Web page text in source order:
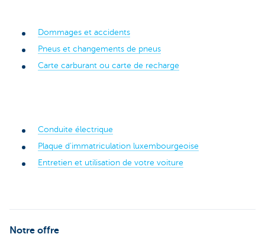
Dommages et accidents
Pneus et changements de pneus
Carte carburant ou carte de recharge
Conduite électrique
Plaque d'immatriculation luxembourgeoise
Entretien et utilisation de votre voiture
Notre offre